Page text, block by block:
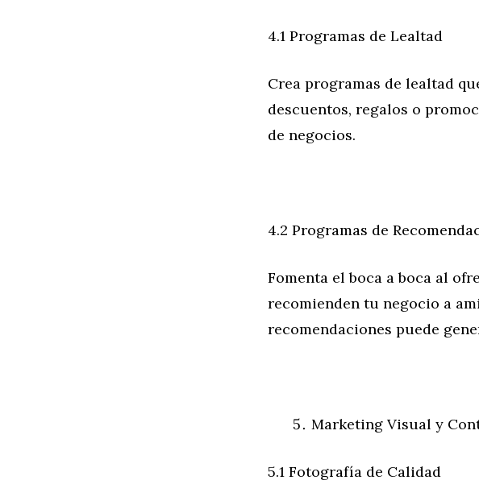
4.1 Programas de Lealtad
Crea programas de lealtad
descuentos, regalos o
de negocios.
4.2 Programas de
Fomenta el boca a boca al
recomienden tu negocio a
recomendaciones puede
Marketing Visual y
5.1 Fotografía de Calidad